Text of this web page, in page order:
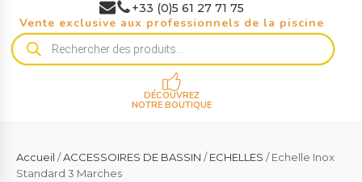
+33 (0)5 61 27 71 75
Vente exclusive aux professionnels de la piscine
Recherche
de
DÉCOUVREZ
NOTRE BOUTIQUE
Accueil /ACCESSOIRES DE BASSIN /ECHELLES / Echelle Inox
Standard 3 Marches